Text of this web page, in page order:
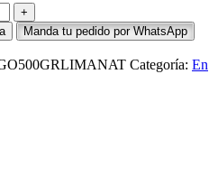
Manda tu pedido por WhatsApp
Categoría: En